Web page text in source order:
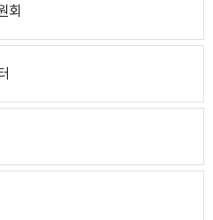
회